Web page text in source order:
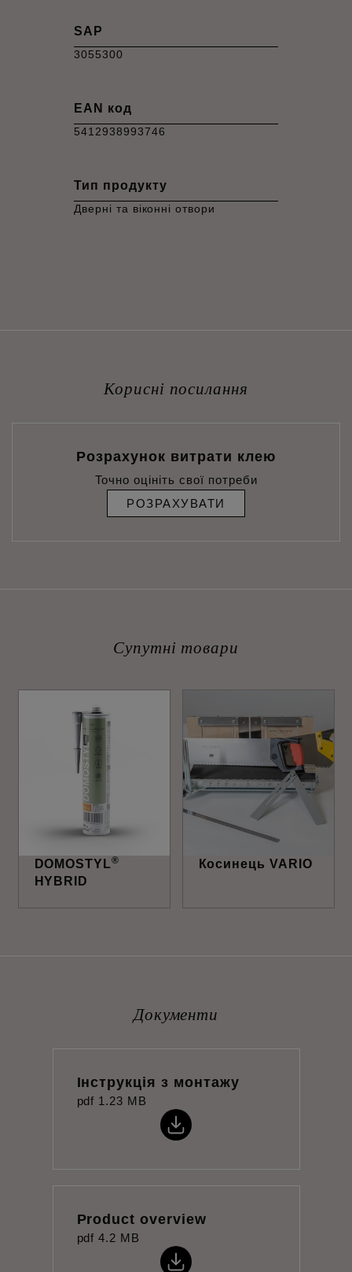
SAP
3055300
EAN код
5412938993746
Тип продукту
Дверні та віконні отвори
Корисні посилання
Розрахунок витрати клею
Точно оцініть свої потреби
РОЗРАХУВАТИ
Супутні товари
DOMOSTYL®
HYBRID
Косинець VARIO
Документи
Інструкція з монтажу
pdf 1.23 MB
Product overview
pdf 4.2 MB